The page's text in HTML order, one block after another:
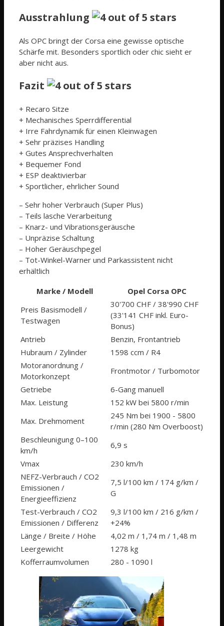
Ausstrahlung
Als OPC bringt der Corsa eine gewisse optische
Schärfe mit. Besonders sportlich oder chic sieht er
aber nicht aus.
Fazit
+ Recaro Sitze
+ Mechanisches Sperrdifferential
+ Irre Fahrdynamik für einen Kleinwagen
+ Sehr präzises Handling
+ Gutes Ansprechverhalten
+ Bequemer Fond
+ ESP deaktivierbar
+ Sportlicher, ehrlicher Sound
– Sehr hoher Verbrauch (Super Plus)
– Teils lasche Verarbeitung
– Knarz- und Vibrationsgeräusche
– Unpräzise Schaltung
– Hoher Geräuschpegel
– Tot-Winkel-Warner und Parkassistent nicht
erhältlich
Marke / Modell
Opel Corsa OPC
Preis Basis­modell /
Testwagen
30'700 CHF / 38'990 CHF
(33'141 CHF inkl. Euro-
Bonus)
Antrieb
Benzin, Frontantrieb
Hubraum / Zylinder
1598 ccm / R4
Motoranordnung /
Motorkonzept
Frontmotor / Turbomotor
Getriebe
6-Gang manuell
Max. Leistung
152 kW bei 5800 r/min
Max. Drehmoment
245 Nm bei 1900 - 5800
r/min (280 Nm Overboost)
Beschleu­nigung 0–100
km/h
6,9 s
Vmax
230 km/h
NEFZ-Verbrauch / CO2
Emissionen /
Energieeffizienz
7,5 l/100 km / 174 g/km /
G
Test-Verbrauch / CO2
Emissionen / Differenz
9,3 l/100 km / 216 g/km /
+24%
Länge / Breite / Höhe
4,02 m / 1,74 m / 1,48 m
Leergewicht
1278 kg
Koffer­raum­volumen
280 - 1090 l